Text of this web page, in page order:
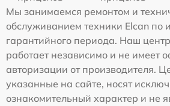
Мы занимаемся ремонтом и
обслуживанием техники Elcan по
гарантийного периода. Наш
работает независимо и не имеет
авторизации от производителя.
указанные на сайте, носят
ознакомительный характер и не